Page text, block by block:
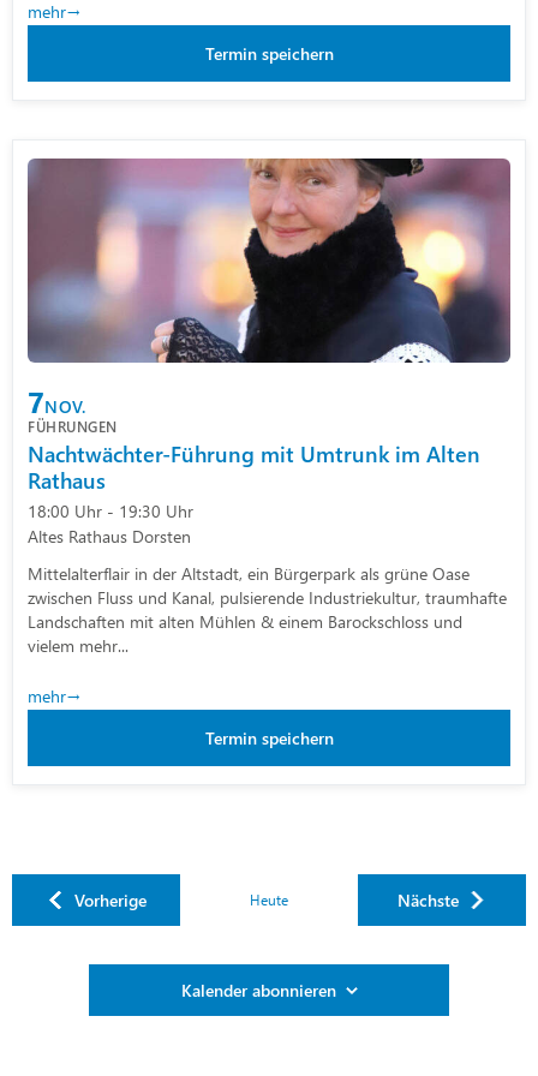
mehr
Termin speichern
7NOV.
FÜHRUNGEN
Nachtwächter-Führung mit Umtrunk im Alten
Rathaus
18:00 Uhr - 19:30 Uhr
Altes Rathaus Dorsten
Mittelalterflair in der Altstadt, ein Bürgerpark als grüne Oase
zwischen Fluss und Kanal, pulsierende Industriekultur, traumhafte
Landschaften mit alten Mühlen & einem Barockschloss und
vielem mehr...
mehr
Termin speichern
VorherigeVeranstaltungenHeute Nächste
Kalender abonnieren